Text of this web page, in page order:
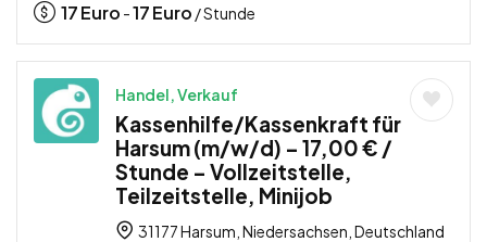
17Euro -17Euro / Stunde
Handel, Verkauf
Kassenhilfe/Kassenkraft für
Harsum (m/w/d) – 17,00 € /
Stunde – Vollzeitstelle,
Teilzeitstelle, Minijob
31177 Harsum, Niedersachsen, Deutschland